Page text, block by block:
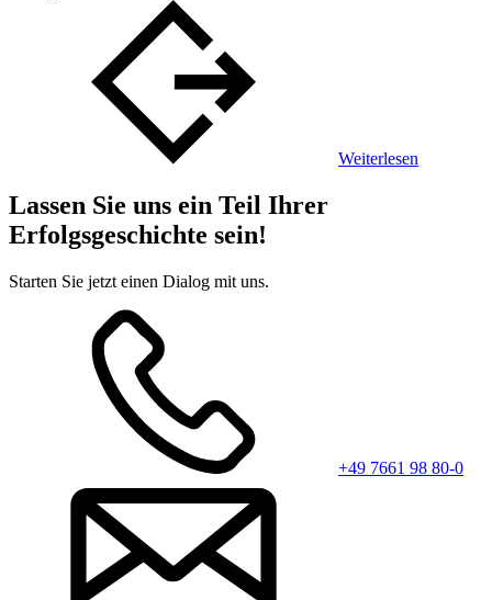
Weiterlesen
Lassen Sie uns ein Teil Ihrer
Erfolgsgeschichte sein!
Starten Sie jetzt einen Dialog mit uns.
+49 7661 98 80-0